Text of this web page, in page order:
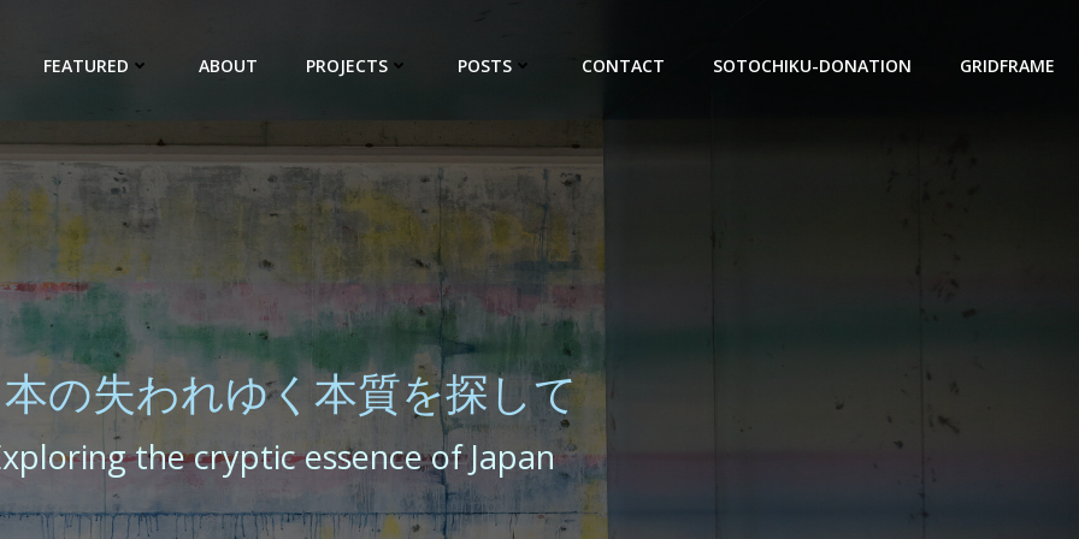
FEATURED ABOUT PROJECTS POSTS CONTACT SOTOCHIKU-DONATION GRIDFRAME
の失われゆく本質を探して
the cryptic essence of Japan